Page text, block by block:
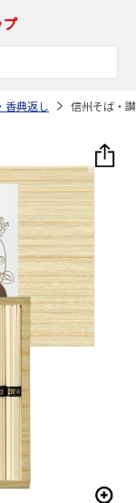
香典返し 信州そば・